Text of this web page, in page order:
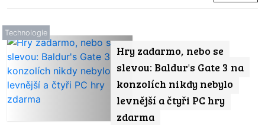
Hry zadarmo, nebo se
slevou: Baldur's Gate 3 na
konzolích nikdy nebylo
levnější a čtyři PC hry
zdarma
Technologie